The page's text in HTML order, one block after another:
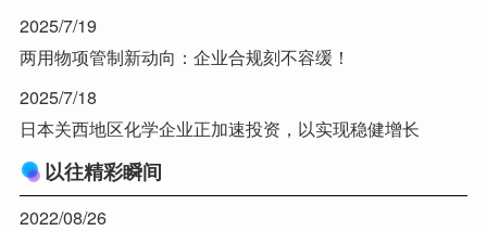
2025/7/19
两用物项管制新动向：企业合规刻不容缓！
2025/7/18
日本关西地区化学企业正加速投资，以实现稳健增长
以往精彩瞬间
2022/08/26